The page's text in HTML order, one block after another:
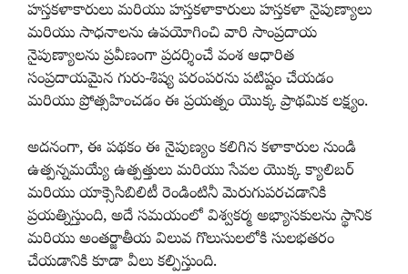
హస్తకళాకారులు మరియు హస్తకళాకారులు హస్తకళా నైపుణ్యాలు
మరియు సాధనాలను ఉపయోగించి వారి సాంప్రదాయ
నైపుణ్యాలను ప్రవీణంగా ప్రదర్శించే వంశ ఆధారిత
సంప్రదాయమైన గురు-శిష్య పరంపరను పటిష్టం చేయడం
మరియు ప్రోత్సహించడం ఈ ప్రయత్నం యొక్క ప్రాథమిక లక్ష్యం.
అదనంగా, ఈ పథకం ఈ నైపుణ్యం కలిగిన కళాకారుల నుండి
ఉత్పన్నమయ్యే ఉత్పత్తులు మరియు సేవల యొక్క క్యాలిబర్
మరియు యాక్సెసిబిలిటీ రెండింటినీ మెరుగుపరచడానికి
ప్రయత్నిస్తుంది, అదే సమయంలో విశ్వకర్మ అభ్యాసకులను స్థానిక
మరియు అంతర్జాతీయ విలువ గొలుసులలోకి సులభతరం
చేయడానికి కూడా వీలు కల్పిస్తుంది.